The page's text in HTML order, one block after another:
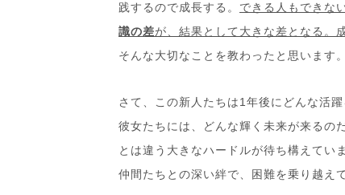
践するので成長する。 できる人もできな
識の差が、結果として大きな差となる。
そんな大切なことを教わったと思います
さて、この新人たちは1 年後にどんな活
彼女たちには、どんな輝く未来が来るの
とは違う大きなハードルが待ち構えてい
仲間たちとの深い絆で、困難を乗り越え